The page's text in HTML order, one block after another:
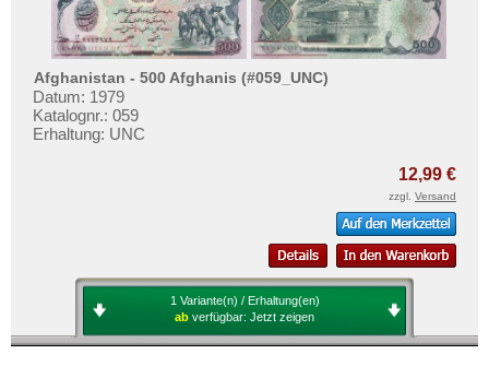
Afghanistan - 500 Afghanis (#059_UNC)
Datum: 1979
Katalognr.: 059
Erhaltung: UNC
12,99 €
zzgl. Versand
1 Variante(n) / Erhaltung(en)
ab verfügbar: Jetzt zeigen